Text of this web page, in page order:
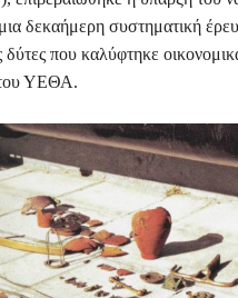
δεκαήμερη συστηματική
δύτες που καλύφτηκε
ΥΕΘΑ.